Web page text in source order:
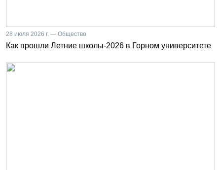
28 июля 2026 г. — Общество
Как прошли Летние школы-2026 в Горном университете